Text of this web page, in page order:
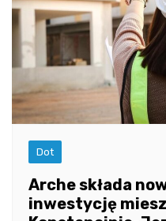
Dot
Arche składa
inwestycję